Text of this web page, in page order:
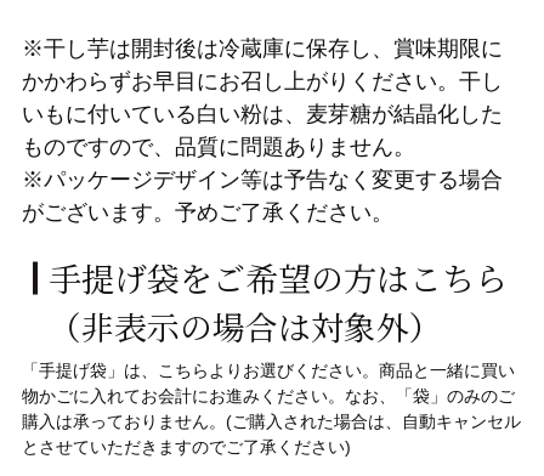
※干し芋は開封後は冷蔵庫に保存し、賞味期限に
かかわらずお早目にお召し上がりください。干し
いもに付いている白い粉は、麦芽糖が結晶化した
ものですので、品質に問題ありません。
※パッケージデザイン等は予告なく変更する場合
がございます。予めご了承ください。
手提げ袋をご希望の方はこちら
（非表示の場合は対象外）
「手提げ袋」 は、こちらよりお選びください。 商品と一緒に買い
物かごに入れてお会計にお進みください。なお、「袋」 のみのご
購入は承っておりません。(ご購入された場合は、自動キャンセル
とさせていただきますのでご了承ください)